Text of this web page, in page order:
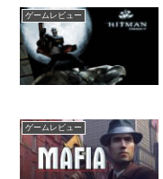
ゲームレビュー
ゲームレビュー